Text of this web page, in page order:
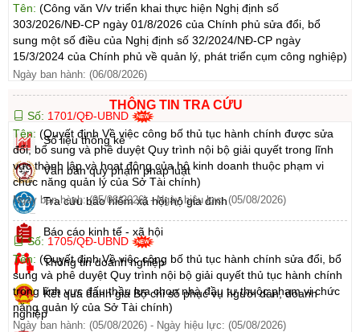
Tên: (Công văn V/v triển khai thực hiện Nghị định số
303/2026/NĐ-CP ngày 01/8/2026 của Chính phủ sửa đổi, bổ
sung một số điều của Nghị định số 32/2024/NĐ-CP ngày
15/3/2024 của Chính phủ về quản lý, phát triển cụm công nghiệp)
Ngày ban hành: (06/08/2026)
Số: 1701/QĐ-UBND
Tên: (Quyết định Về việc công bố thủ tục hành chính được sửa
đổi, bổ sung và phê duyệt Quy trình nội bộ giải quyết trong lĩnh
vực thành lập và hoạt động của hộ kinh doanh thuộc phạm vi
chức năng quản lý của Sở Tài chính)
Ngày ban hành: (05/08/2026) -Ngày hiệu lực: (05/08/2026)
Số: 1705/QĐ-UBND
Tên: (Quyết định Về việc công bố thủ tục hành chính sửa đổi, bổ
sung và phê duyệt Quy trình nội bộ giải quyết thủ tục hành chính
trong lĩnh vực đấu thầu lựa chọn nhà đầu tư thuộc phạm vi chức
năng quản lý của Sở Tài chính)
Ngày ban hành: (05/08/2026) - Ngày hiệu lực: (05/08/2026)
THÔNG TIN TRA CỨU
Số liệu thống kê
Văn bản quy phạm pháp luật
Tra cứu bảo hiểm xã hội hộ gia đình
Báo cáo kinh tế - xã hội
Thông tin doanh nghiệp
Kết quả đánh giá Bộ chỉ số phục vụ người dân, doanh
nghiệp